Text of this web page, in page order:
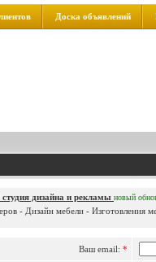
Доска объявлений
дизайна и рекламы новый
- Дизайн мебели - Изготовления
Ваш email: *